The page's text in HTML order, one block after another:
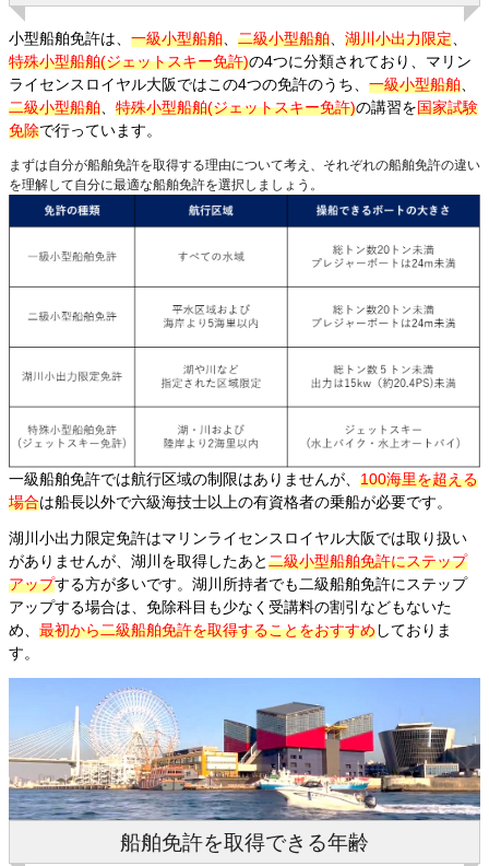
小型船舶免許は、 一級小型船舶、 二級小型船舶、 湖川小出力限定、
特殊小型船舶(ジェットスキー免許)の4つに分類されており、マリン
ライセンスロイヤル大阪ではこの4つの免許のうち、 一級小型船舶、
二級小型船舶、 特殊小型船舶(ジェットスキー免許)の講習を国家試験
免除で行っています。
まずは自分が船舶免許を取得する理由について考え、それぞれの船舶免許の違い
を理解して自分に最適な船舶免許を選択しましょう。
一級船舶免許では航行区域の制限はありませんが、 100海里を超える
場合は船長以外で六級海技士以上の有資格者の乗船が必要です。
湖川小出力限定免許はマリンライセンスロイヤル大阪では取り扱い
がありませんが、湖川を取得したあと二級小型船舶免許にステップ
アップする方が多いです。湖川所持者でも二級船舶免許にステップ
アップする場合は、免除科目も少なく受講料の割引などもないた
め、 最初から二級船舶免許を取得することをおすすめしておりま
す。
船舶免許を取得できる年齢